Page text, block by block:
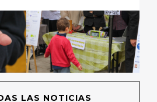
LAS NOTICIAS